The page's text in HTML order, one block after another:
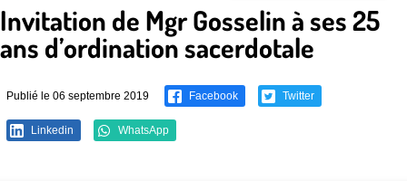
Invitation de Mgr Gosselin à ses 25
ans d’ordination sacerdotale
Publié le 06 septembre 2019 Facebook Twitter
Linkedin WhatsApp